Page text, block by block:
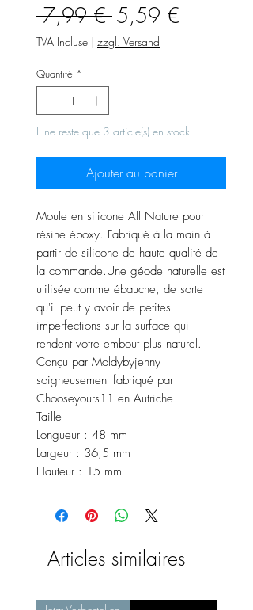
7,99 € Prix
original
5,59 €
TVA Incluse | zzgl. Versand
Quantité *
Il ne reste que 3 article(s) en stock
Ajouter au panier
Moule en silicone All Nature pour
résine époxy. Fabriqué à la main à
partir de silicone de haute qualité de
la commande.Une géode naturelle est
utilisée comme ébauche, de sorte
qu'il peut y avoir de petites
imperfections sur la surface qui
rendent votre embout plus naturel.
Conçu par Moldybyjenny
soigneusement fabriqué par
Chooseyours11 en Autriche
Taille
Longueur : 48 mm
Largeur : 36,5 mm
Hauteur : 15 mm
Articles similaires